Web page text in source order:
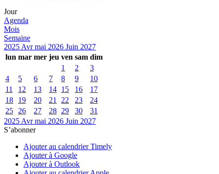
Jour
Agenda
Mois
Semaine
2025 Avrmai 2026 Juin 2027
lun mar mer jeu ven sam dim
1
2
3
4
5 6 7 8 9
10
11
12 13 14 15 16
17
18
19 20 21 22 23
24
25
26 27 28 29 30
31
2025 Avrmai 2026 Juin 2027
S’abonner
Ajouter au calendrier Timely
Ajouter à Google
Ajouter à Outlook